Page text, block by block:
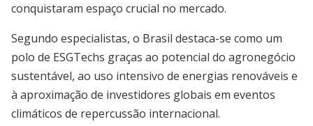
conquistaram espaço crucial no mercado.
Segundo especialistas, o Brasil destaca-se como um
polo de ESGTechs graças ao potencial do agronegócio
sustentável, ao uso intensivo de energias renováveis e
à aproximação de investidores globais em eventos
climáticos de repercussão internacional.